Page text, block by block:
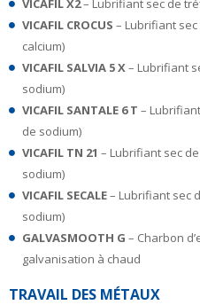
VICAFIL X2– Lubrifiant sec de
VICAFIL CROCUS – Lubrifiant
calcium)
VICAFIL SALVIA 5 X– Lubrifiant
sodium)
VICAFIL SANTALE 6 T –
de sodium)
VICAFIL TN 21 – Lubrifiant sec
sodium)
VICAFIL SECALE– Lubrifiant sec
sodium)
GALVASMOOTH G – Charbon
galvanisation à chaud
TRAVAIL DES MÉTAUX